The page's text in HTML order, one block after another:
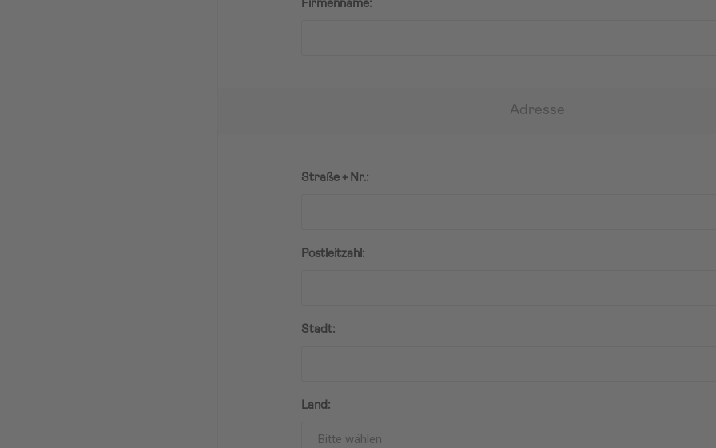
Firmenname:
Adresse
Straße + Nr.:
Postleitzahl:
Stadt:
Land: